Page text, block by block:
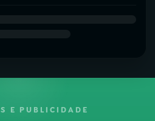
E PUBLICIDADE